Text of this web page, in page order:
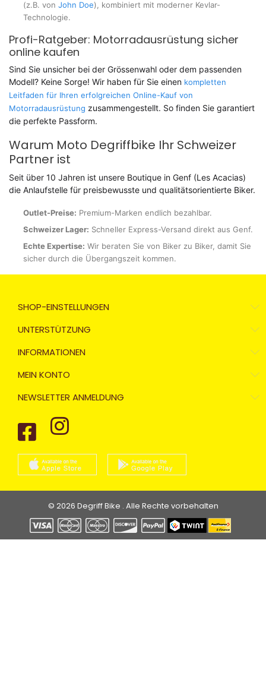
(z.B. von John Doe), kombiniert mit moderner Kevlar-
Technologie.
Profi-Ratgeber: Motorradausrüstung sicher
online kaufen
Sind Sie unsicher bei der Grössenwahl oder dem passenden
Modell? Keine Sorge! Wir haben für Sie einen kompletten
Leitfaden für Ihren erfolgreichen Online-Kauf von
Motorradausrüstung zusammengestellt. So finden Sie garantiert
die perfekte Passform.
Warum Moto Degriffbike Ihr Schweizer
Partner ist
Seit über 10 Jahren ist unsere Boutique in Genf (Les Acacias)
die Anlaufstelle für preisbewusste und qualitätsorientierte Biker.
Outlet-Preise: Premium-Marken endlich bezahlbar.
Schweizer Lager: Schneller Express-Versand direkt aus Genf.
Echte Expertise: Wir beraten Sie von Biker zu Biker, damit Sie
sicher durch die Übergangszeit kommen.
SHOP-EINSTELLUNGEN
UNTERSTÜTZUNG
INFORMATIONEN
MEIN KONTO
NEWSLETTER ANMELDUNG
© 2026 Degriff Bike . Alle Rechte vorbehalten